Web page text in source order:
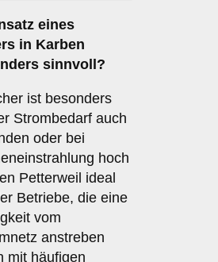
eines
in Karben
sinnvoll?
ist besonders
Strombedarf auch
oder bei
hoch
Petterweil ideal
Betriebe, die eine
vom
anstreben
mit häufigen